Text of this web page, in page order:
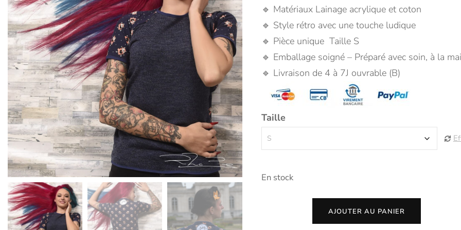
initial
€40,00.
actuel
€28,00.
🔹 Matériaux Lainage acrylique et coton
🔹 Style rétro avec une touche ludique
🔹 Pièce unique Taille S
🔹 Emballage soigné – Préparé avec soin, à la
🔹 Livraison de 4 à 7J ouvrable (B)
Taille
En stock
AJOUTER AU PANIER